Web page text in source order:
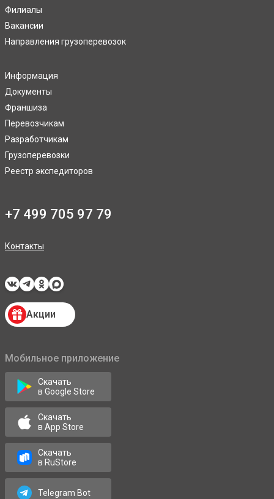
Филиалы
Вакансии
Направления грузоперевозок
Информация
Документы
Франшиза
Перевозчикам
Разработчикам
Грузоперевозки
Реестр экспедиторов
+7 499 705 97 79
Контакты
Акции
Мобильное приложение
Скачать
в Google Store
Скачать
в App Store
Скачать
в RuStore
Telegram Bot